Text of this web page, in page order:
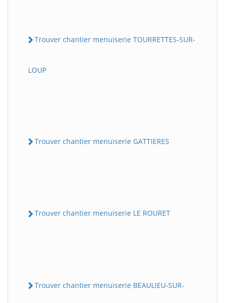
Trouver chantier menuiserie TOURRETTES-SUR-
LOUP
Trouver chantier menuiserie GATTIERES
Trouver chantier menuiserie LE ROURET
Trouver chantier menuiserie BEAULIEU-SUR-